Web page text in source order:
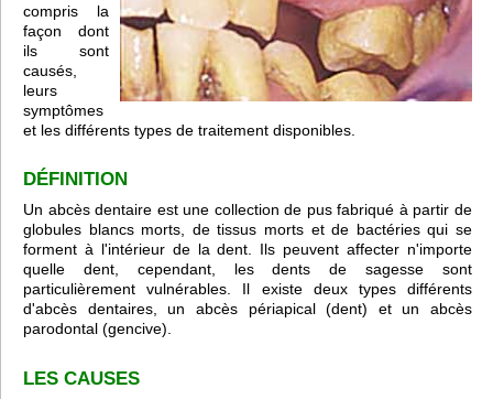
compris la
façon dont
ils sont
causés,
leurs
symptômes
et les différents types de traitement disponibles.
DÉFINITION
Un abcès dentaire est une collection de pus fabriqué à partir de
globules blancs morts, de tissus morts et de bactéries qui se
forment à l'intérieur de la dent. Ils peuvent affecter n'importe
quelle dent, cependant, les dents de sagesse sont
particulièrement vulnérables. Il existe deux types différents
d'abcès dentaires, un abcès périapical (dent) et un abcès
parodontal (gencive).
LES CAUSES